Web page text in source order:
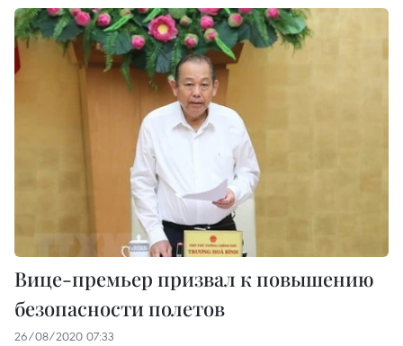
Вице-премьер призвал к повышению
безопасности полетов
26/08/2020 07:33